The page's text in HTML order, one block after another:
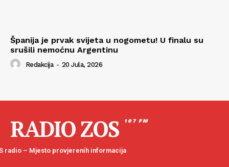
Španija je prvak svijeta u nogometu! U finalu su
srušili nemoćnu Argentinu
Redakcija - 20 Jula, 2026
RADIO ZOS 107 FM
radio – Mjesto provjerenih informacija